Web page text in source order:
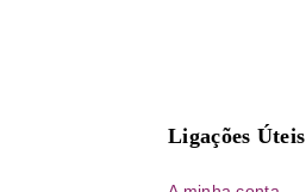
Ligações Úteis